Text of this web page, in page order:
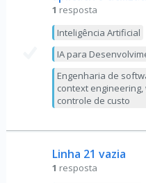
1 resposta
Inteligência Artificial
IA para
Engenharia de
context
controle de custo
Linha 21 vazia
1 resposta